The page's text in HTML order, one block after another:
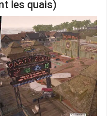
les quais)